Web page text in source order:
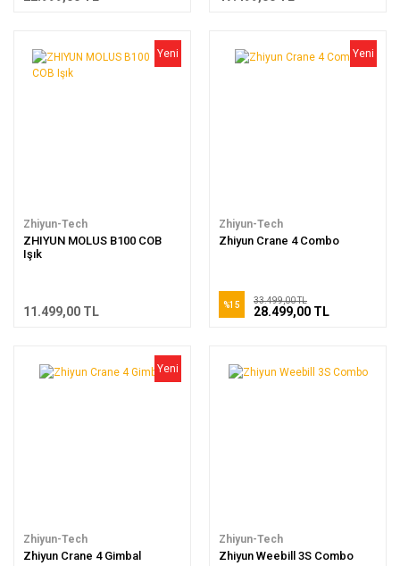
Yeni
Zhiyun-Tech
ZHIYUN MOLUS B100 COB
Işık
11.499,00 TL
Yeni
Zhiyun-Tech
Zhiyun Crane 4 Combo
%15 33.499,00 TL
28.499,00 TL
Yeni
Zhiyun-Tech
Zhiyun Crane 4 Gimbal
Zhiyun-Tech
Zhiyun Weebill 3S Combo